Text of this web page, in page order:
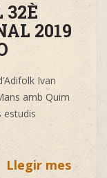
32È
2019
Ivan
amb Quim
estudis
Llegir mes